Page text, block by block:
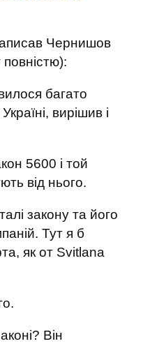
Чернишов
багато
вирішив і
5600 і той
від нього.
закону та його
Тут я б
як от Svitlana
Він